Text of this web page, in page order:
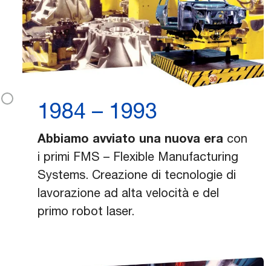
1984 – 1993
Abbiamo avviato una nuova era con
i primi FMS – Flexible Manufacturing
Systems. Creazione di tecnologie di
lavorazione ad alta velocità e del
primo robot laser.